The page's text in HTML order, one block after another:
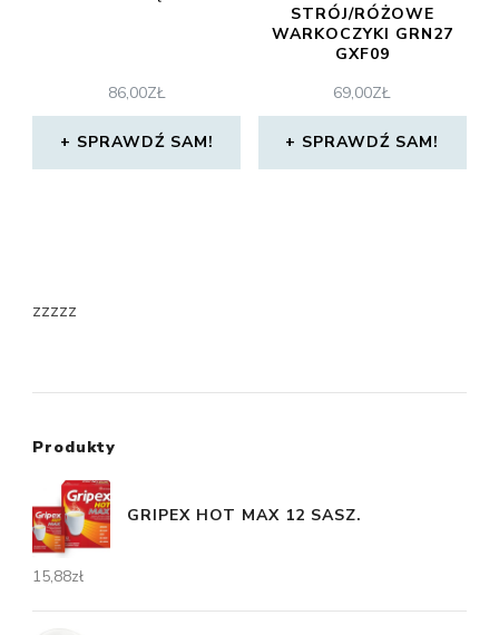
86,00ZŁ
SPRAWDŹ SAM!
STRÓJ/RÓŻOWE
WARKOCZYKI GRN27
GXF09
69,00ZŁ
SPRAWDŹ SAM!
zzzzz
Produkty
GRIPEX HOT MAX 12 SASZ.
15,88zł